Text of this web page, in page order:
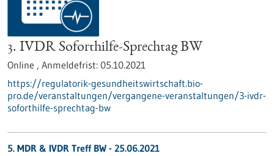
3. IVDR Soforthilfe-Sprechtag BW
Online , Anmeldefrist: 05.10.2021
https://regulatorik-gesundheitswirtschaft.bio-
pro.de/veranstaltungen/vergangene-veranstaltungen/3-ivdr-
soforthilfe-sprechtag-bw
5. MDR & IVDR Treff BW - 25.06.2021